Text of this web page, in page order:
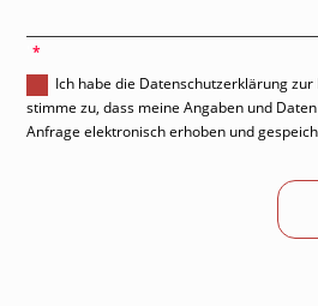
Ich habe die Datenschutzerklärung
stimme zu, dass meine Angaben und
Anfrage elektronisch erhoben und